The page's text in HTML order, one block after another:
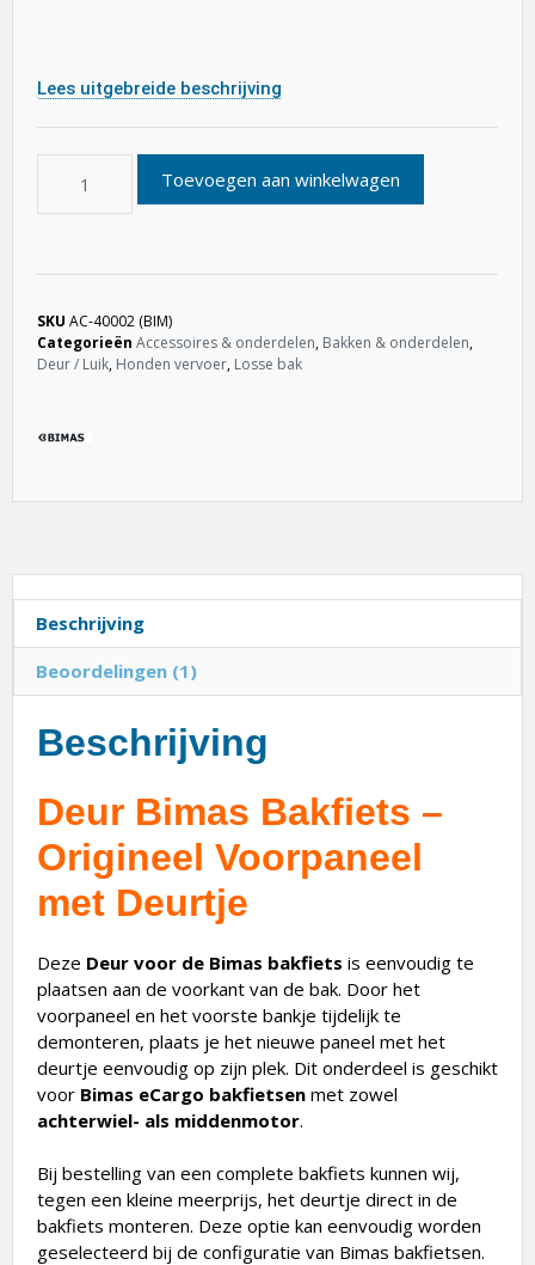
Lees uitgebreide beschrijving
Toevoegen aan winkelwagen
SKU AC-40002 (BIM)
Categorieën Accessoires & onderdelen, Bakken & onderdelen,
Deur / Luik, Honden vervoer, Losse bak
Beschrijving
Beoordelingen (1)
Beschrijving
Deur Bimas Bakfiets –
Origineel Voorpaneel
met Deurtje
Deze Deur voor de Bimas bakfiets is eenvoudig te
plaatsen aan de voorkant van de bak. Door het
voorpaneel en het voorste bankje tijdelijk te
demonteren, plaats je het nieuwe paneel met het
deurtje eenvoudig op zijn plek. Dit onderdeel is geschikt
voor Bimas eCargo bakfietsen met zowel
achterwiel- als middenmotor.
Bij bestelling van een complete bakfiets kunnen wij,
tegen een kleine meerprijs, het deurtje direct in de
bakfiets monteren. Deze optie kan eenvoudig worden
geselecteerd bij de configuratie van Bimas bakfietsen.